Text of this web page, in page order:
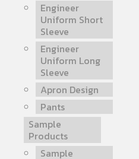
Engineer
Uniform Short
Sleeve
Engineer
Uniform Long
Sleeve
Apron Design
Pants
Sample
Products
Sample